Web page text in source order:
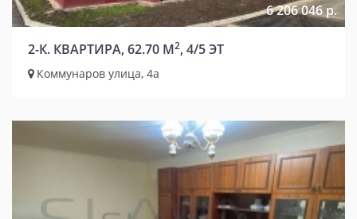
6 206 046 р.
2-К. КВАРТИРА, 62.70 М2, 4/5 ЭТ
Коммунаров улица, 4а